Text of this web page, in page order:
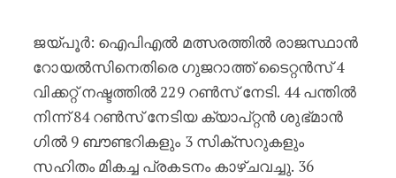
ജയ്പൂർ: ഐപിഎൽ മത്സരത്തിൽ രാജസ്ഥാൻ
റോയൽസിനെതിരെ ഗുജറാത്ത് ടൈറ്റൻസ് 4
വിക്കറ്റ് നഷ്ടത്തിൽ 229 റൺസ് നേടി. 44 പന്തിൽ
നിന്ന് 84 റൺസ് നേടിയ ക്യാപ്റ്റൻ ശുഭ്മാൻ
ഗിൽ 9 ബൗണ്ടറികളും 3 സിക്സറുകളും
സഹിതം മികച്ച പ്രകടനം കാഴ്ചവച്ചു. 36